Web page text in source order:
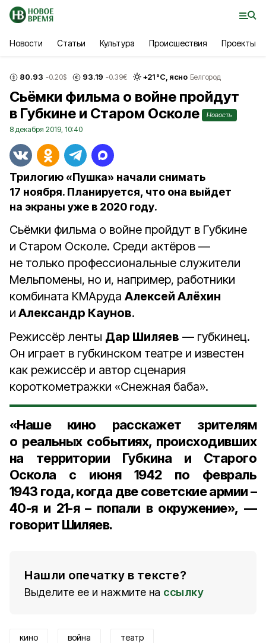
Новости Статьи Культура Происшествия Проекты
80.93 -0.20$ 93.19 -0.39€ +21°С, ясно Белгород
Сьёмки фильма о войне пройдут
в Губкине и Старом Осколе
Новость
8 декабря 2019, 10:40
Трилогию «Пушка» начали снимать
17 ноября. Планируется, что она выйдет
на экраны уже в 2020 году.
Сьёмки фильма о войне пройдут в Губкине
и Старом Осколе. Среди актёров —
не только профессиональные служители
Мельпомены, но и, например, работники
комбината КМАруда Алексей Алёхин
и Александр Каунов.
Режиссёр ленты Дар Шиляев — губкинец.
Он играет в губкинском театре и известен
как режиссёр и автор сценария
короткометражки «Снежная баба».
«Наше кино расскажет зрителям
о реальных событиях, происходивших
на территории Губкина и Старого
Оскола с июня 1942 по февраль
1943 года, когда две советские армии –
40-я и 21-я – попали в окружение», —
говорит Шиляев.
Нашли опечатку в тексте?
Выделите ее и нажмите на ссылку
кино война театр